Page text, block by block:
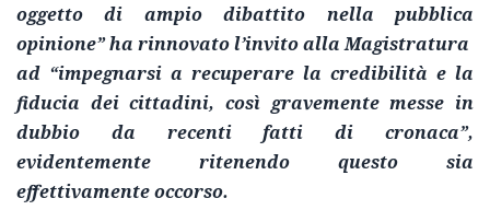
oggetto di ampio dibattito nella pubblica
opinione” ha rinnovato l’invito alla Magistratura
ad “impegnarsi a recuperare la credibilità e la
fiducia dei cittadini, così gravemente messe in
dubbio da recenti fatti di cronaca”,
evidentemente ritenendo questo sia
effettivamente occorso.